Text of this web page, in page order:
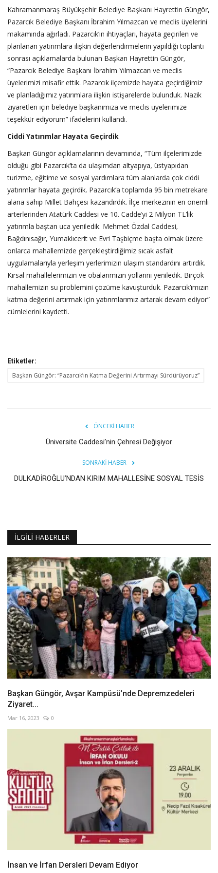
Kahramanmaraş Büyükşehir Belediye Başkanı Hayrettin Güngör,
Pazarcık Belediye Başkanı İbrahim Yılmazcan ve meclis üyelerini
makamında ağırladı. Pazarcık’ın ihtiyaçları, hayata geçirilen ve
planlanan yatırımlara ilişkin değerlendirmelerin yapıldığı toplantı
sonrası açıklamalarda bulunan Başkan Hayrettin Güngör,
“Pazarcık Belediye Başkanı İbrahim Yılmazcan ve meclis
üyelerimizi misafir ettik. Pazarcık ilçemizde hayata geçirdiğimiz
ve planladığımız yatırımlara ilişkin istişarelerde bulunduk. Nazik
ziyaretleri için belediye başkanımıza ve meclis üyelerimize
teşekkür ediyorum” ifadelerini kullandı.
Ciddi Yatırımlar Hayata Geçirdik
Başkan Güngör açıklamalarının devamında, “Tüm ilçelerimizde
olduğu gibi Pazarcık’ta da ulaşımdan altyapıya, üstyapıdan
turizme, eğitime ve sosyal yardımlara tüm alanlarda çok ciddi
yatırımlar hayata geçirdik. Pazarcık’a toplamda 95 bin metrekare
alana sahip Millet Bahçesi kazandırdık. İlçe merkezinin en önemli
arterlerinden Atatürk Caddesi ve 10. Cadde’yi 2 Milyon TL’lik
yatırımla baştan uca yeniledik. Mehmet Özdal Caddesi,
Bağdınısağır, Yumaklıcerit ve Evri Taşbiçme başta olmak üzere
onlarca mahallemizde gerçekleştirdiğimiz sıcak asfalt
uygulamalarıyla yerleşim yerlerimizin ulaşım standardını artırdık.
Kırsal mahallelerimizin ve obalarımızın yollarını yeniledik. Birçok
mahallemizin su problemini çözüme kavuşturduk. Pazarcık’ımızın
katma değerini artırmak için yatırımlarımız artarak devam ediyor”
cümlelerini kaydetti.
Etiketler:
Başkan Güngör: “Pazarcık’ın Katma Değerini Artırmayı Sürdürüyoruz”
ÖNCEKI HABER
Üniversite Caddesi’nin Çehresi Değişiyor
SONRAKI HABER
DULKADİROĞLU’NDAN KIRIM MAHALLESİNE SOSYAL TESİS
İLGILI HABERLER
Başkan Güngör, Avşar Kampüsü’nde Depremzedeleri
Ziyaret...
Mar 16, 2023 0
İnsan ve İrfan Dersleri Devam Ediyor